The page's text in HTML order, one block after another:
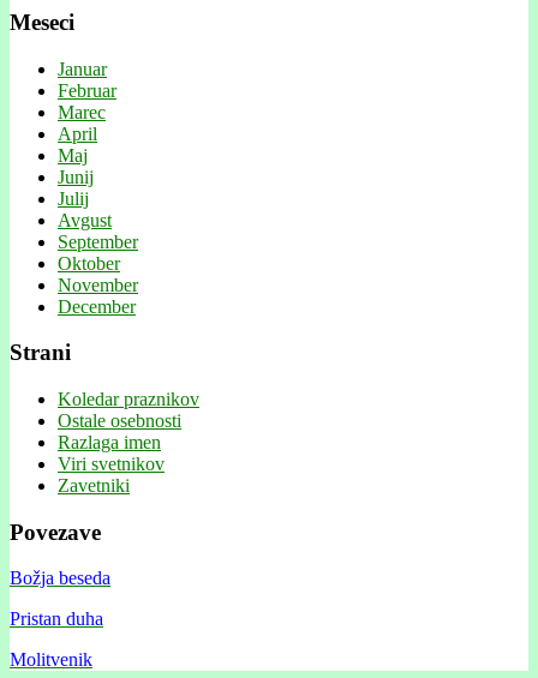
Meseci
Januar
Februar
Marec
April
Maj
Junij
Julij
Avgust
September
Oktober
November
December
Strani
Koledar praznikov
Ostale osebnosti
Razlaga imen
Viri svetnikov
Zavetniki
Povezave
Božja beseda
Pristan duha
Molitvenik